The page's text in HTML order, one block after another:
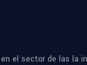
el sector de las